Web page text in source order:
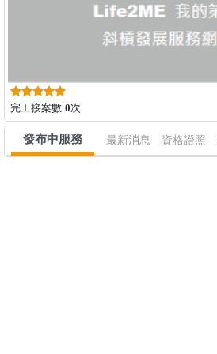
完工接案數:0次
發布中服務 最新消息 資格證照